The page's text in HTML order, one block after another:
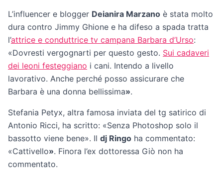
L’influencer e blogger Deianira Marzano è stata molto
dura contro Jimmy Ghione e ha difeso a spada tratta
l’attrice e conduttrice tv campana Barbara d’Urso:
«Dovresti vergognarti per questo gesto. Sui cadaveri
dei leoni festeggiano i cani. Intendo a livello
lavorativo. Anche perché posso assicurare che
Barbara è una donna bellissima».
Stefania Petyx, altra famosa inviata del tg satirico di
Antonio Ricci, ha scritto: «Senza Photoshop solo il
bassotto viene bene». Il dj Ringo ha commentato:
«Cattivello». Finora l’ex dottoressa Giò non ha
commentato.